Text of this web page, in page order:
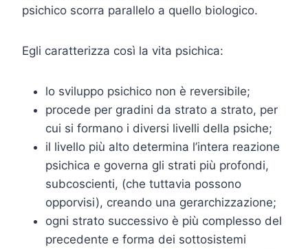
psichico scorra parallelo a quello biologico.
Egli caratterizza così la vita psichica:
lo sviluppo psichico non è reversibile;
procede per gradini da strato a strato, per
cui si formano i diversi livelli della psiche;
il livello più alto determina l’intera reazione
psichica e governa gli strati più profondi,
subcoscienti, (che tuttavia possono
opporvisi), creando una gerarchizzazione;
ogni strato successivo è più complesso del
precedente e forma dei sottosistemi